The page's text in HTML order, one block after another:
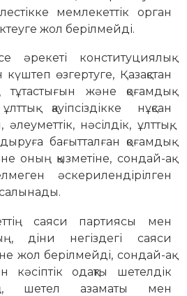
мемлекеттік орган
жол берілмейді.
әрекеті конституциялық
күштеп өзгертуге, Қазақстан
және қоғамдық
қауіпсіздікке нұқсан
нәсілдік, ұлттық,
бағытталған қоғамдық
оның қызметіне, сондай-ақ
әскерилендірілген
салынады.
саяси партиясы мен
діни негіздегі саяси
жол берілмейді, сондай-ақ
одақты шетелдік
шетел азаматы мен